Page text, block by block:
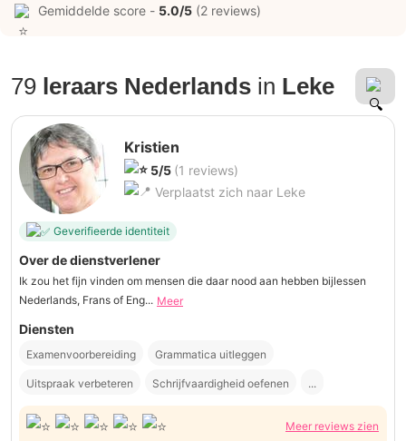
Gemiddelde score - 5.0/5 (2 reviews)
79 leraars Nederlands in Leke
Kristien
5/5 (1 reviews)
Verplaatst zich naar Leke
Geverifieerde identiteit
Over de dienstverlener
Ik zou het fijn vinden om mensen die daar nood aan hebben bijlessen
Nederlands, Frans of Eng... Meer
Diensten
Examenvoorbereiding Grammatica uitleggen
Uitspraak verbeteren Schrijfvaardigheid oefenen ...
Meer reviews zien